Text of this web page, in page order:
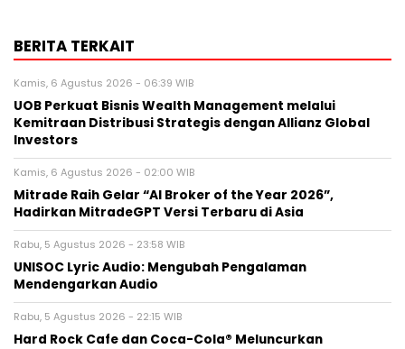
BERITA TERKAIT
Kamis, 6 Agustus 2026 - 06:39 WIB
UOB Perkuat Bisnis Wealth Management melalui
Kemitraan Distribusi Strategis dengan Allianz Global
Investors
Kamis, 6 Agustus 2026 - 02:00 WIB
Mitrade Raih Gelar “AI Broker of the Year 2026”,
Hadirkan MitradeGPT Versi Terbaru di Asia
Rabu, 5 Agustus 2026 - 23:58 WIB
UNISOC Lyric Audio: Mengubah Pengalaman
Mendengarkan Audio
Rabu, 5 Agustus 2026 - 22:15 WIB
Hard Rock Cafe dan Coca-Cola® Meluncurkan